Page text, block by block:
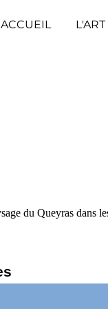
ACCUEIL
du Queyras dans